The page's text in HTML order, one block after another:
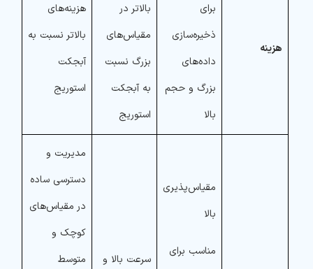
هزینه
برای
ذخیره‌سازی
داده‌های
بزرگ و حجم
بالا
بالاتر در
مقیاس‌های
بزرگ نسبت
به آبجکت
استوریج
هزینه‌های
بالاتر نسبت به
آبجکت
استوریج
مقیاس‌پذیری
بالا
مناسب برای
سرعت بالا و
مدیریت و
دسترسی ساده
در مقیاس‌های
کوچک و
متوسط